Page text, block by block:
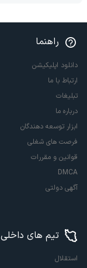
راهنما
دانلود اپلیکیشن
ارتباط با ما
تبلیغات
درباره ما
ابزار توسعه دهندگان
فرصت های شغلی
قوانین و مقررات
DMCA
آگهی دولتی
تیم های داخلی
استقلال